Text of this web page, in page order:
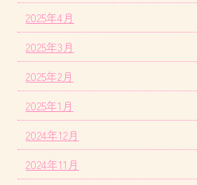
2025年4月
2025年3月
2025年2月
2025年1月
2024年12月
2024年11月